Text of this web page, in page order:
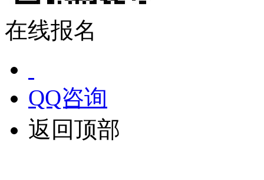
在线报名
QQ咨询
返回顶部